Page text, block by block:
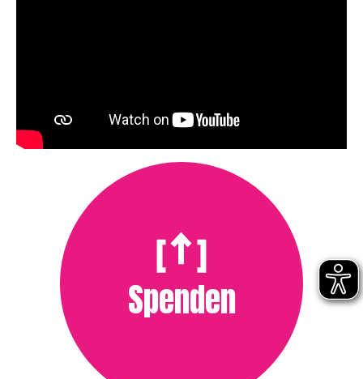
Spenden